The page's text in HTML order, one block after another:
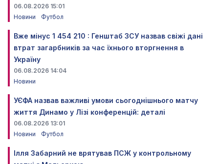
06.08.2026 15:01
Новини
Футбол
Вже мінус 1 454 210 : Генштаб ЗСУ назвав свіжі дані
втрат загарбників за час їхнього вторгнення в
Україну
06.08.2026 14:04
Новини
УЄФА назвав важливі умови сьогоднішнього матчу
життя Динамо у Лізі конференцій: деталі
06.08.2026 13:01
Новини
Футбол
Ілля Забарний не врятував ПСЖ у контрольному